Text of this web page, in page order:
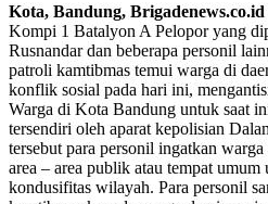
Kota, Bandung, Brigadenews.co.id
Kompi 1 Batalyon A Pelopor yang
Rusnandar dan beberapa personil
patroli kamtibmas temui warga di
konflik sosial pada hari ini,
Warga di Kota Bandung untuk saat
tersendiri oleh aparat kepolisian
tersebut para personil ingatkan
area – area publik atau tempat
kondusifitas wilayah. Para personil